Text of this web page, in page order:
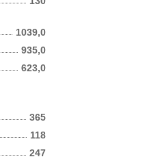
1039,0
935,0
623,0
365
247
118